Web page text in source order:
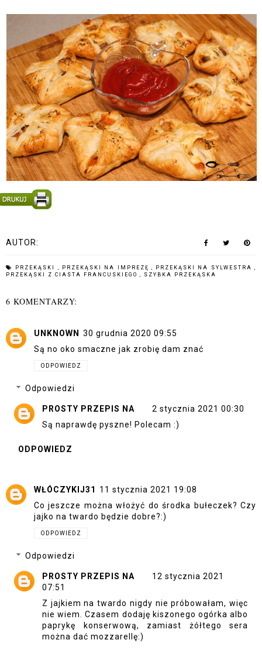
AUTOR:
PRZEKĄSKI PRZEKĄSKI NA IMPREZĘ PRZEKĄSKI NA SYLWESTRA
PRZEKĄSKI Z CIASTA FRANCUSKIEGO
SZYBKA PRZEKĄSKA
6 KOMENTARZY:
UNKNOWN
30 grudnia 2020 09:55
Są no oko smaczne jak zrobię dam znać
ODPOWIEDZ
Odpowiedzi
PROSTY PRZEPIS NA
2 stycznia 2021 00:30
Są naprawdę pyszne! Polecam :)
ODPOWIEDZ
WŁÓCZYKIJ31
11 stycznia 2021 19:08
Co jeszcze można włożyć do środka bułeczek? Czy
jajko na twardo będzie dobre?:)
ODPOWIEDZ
Odpowiedzi
PROSTY PRZEPIS NA
12 stycznia 2021
07:51
Z jajkiem na twardo nigdy nie próbowałam, więc
nie wiem. Czasem dodaję kiszonego ogórka albo
paprykę konserwową, zamiast żółtego sera
można dać mozzarellę:)